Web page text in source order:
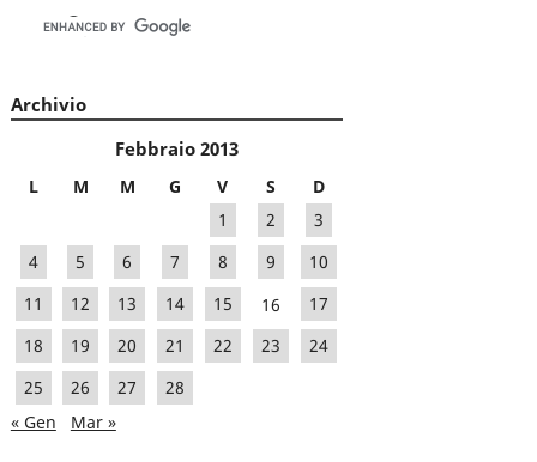
Archivio
Febbraio 2013
L M M G V S
D
1
2
3
4
5 6 7 8 9
10
11
12 13 14 15 16
17
18
19 20 21 22 23
24
25
26 27
28
« Gen
Mar »